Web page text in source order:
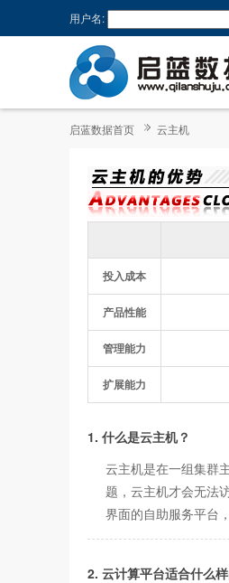
用户名:
启蓝数据首页 云主机
投入成本
产品性能
管理能力
扩展能力
1. 什么是云主机？
云主机是在一组集群
题，云主机才会无法
界面的自助服务平台
2. 云计算平台适合什么